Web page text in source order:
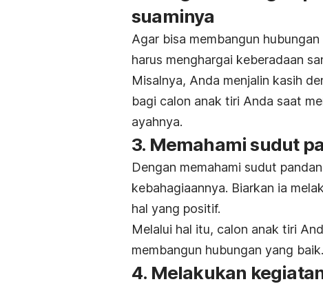
suaminya
Agar bisa membangun
harus menghargai keberadaan
Misalnya, Anda menjalin kasih
bagi calon anak tiri Anda saat
ayahnya.
3. Memahami sudut
Dengan memahami sudut
kebahagiaannya. Biarkan ia
hal yang positif.
Melalui hal itu, calon anak tiri
membangun hubungan yang baik.
4. Melakukan